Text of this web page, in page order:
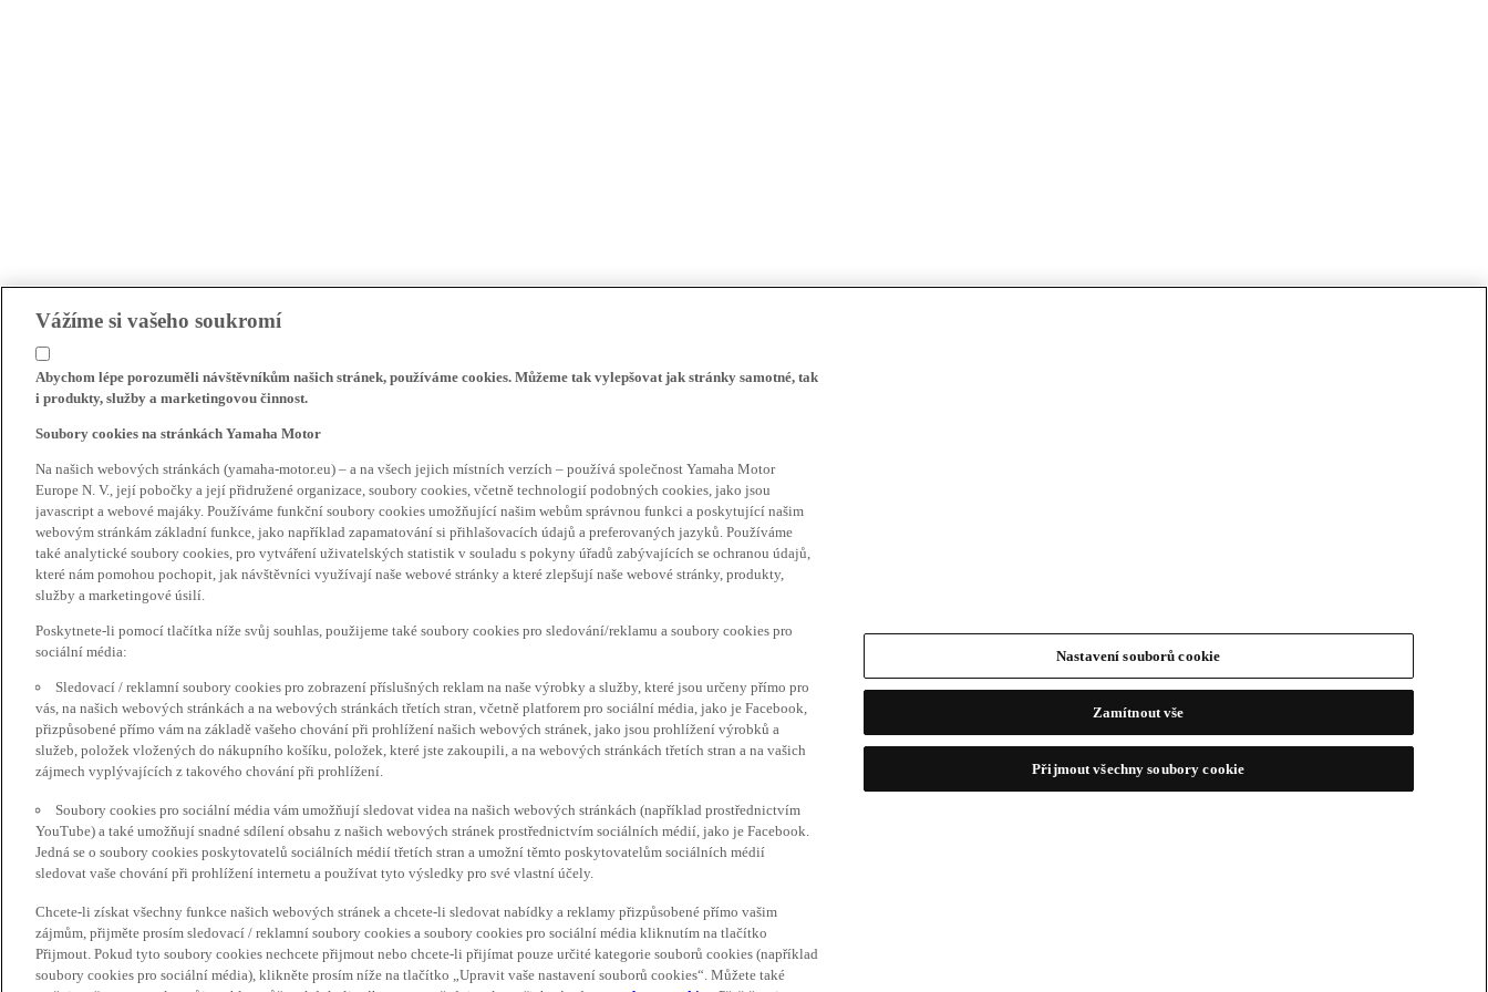
Vážíme si vašeho soukromí
Abychom lépe porozuměli návštěvníkům našich stránek, používáme cookies. Můžeme tak vylepšovat jak stránky samotné, tak
i produkty, služby a marketingovou činnost.
Soubory cookies na stránkách Yamaha Motor
Na našich webových stránkách (yamaha-motor.eu) – a na všech jejich místních verzích – používá společnost Yamaha Motor
Europe N. V., její pobočky a její přidružené organizace, soubory cookies, včetně technologií podobných cookies, jako jsou
javascript a webové majáky. Používáme funkční soubory cookies umožňující našim webům správnou funkci a poskytující našim
webovým stránkám základní funkce, jako například zapamatování si přihlašovacích údajů a preferovaných jazyků. Používáme
také analytické soubory cookies, pro vytváření uživatelských statistik v souladu s pokyny úřadů zabývajících se ochranou údajů,
které nám pomohou pochopit, jak návštěvníci využívají naše webové stránky a které zlepšují naše webové stránky, produkty,
služby a marketingové úsilí.
Poskytnete-li pomocí tlačítka níže svůj souhlas, použijeme také soubory cookies pro sledování/reklamu a soubory cookies pro
sociální média:
Sledovací / reklamní soubory cookies pro zobrazení příslušných reklam na naše výrobky a služby, které jsou určeny přímo pro
vás, na našich webových stránkách a na webových stránkách třetích stran, včetně platforem pro sociální média, jako je Facebook,
přizpůsobené přímo vám na základě vašeho chování při prohlížení našich webových stránek, jako jsou prohlížení výrobků a
služeb, položek vložených do nákupního košíku, položek, které jste zakoupili, a na webových stránkách třetích stran a na vašich
zájmech vyplývajících z takového chování při prohlížení.
Soubory cookies pro sociální média vám umožňují sledovat videa na našich webových stránkách (například prostřednictvím
YouTube) a také umožňují snadné sdílení obsahu z našich webových stránek prostřednictvím sociálních médií, jako je Facebook.
Jedná se o soubory cookies poskytovatelů sociálních médií třetích stran a umožní těmto poskytovatelům sociálních médií
sledovat vaše chování při prohlížení internetu a používat tyto výsledky pro své vlastní účely.
Chcete-li získat všechny funkce našich webových stránek a chcete-li sledovat nabídky a reklamy přizpůsobené přímo vašim
zájmům, přijměte prosím sledovací / reklamní soubory cookies a soubory cookies pro sociální média kliknutím na tlačítko
Přijmout. Pokud tyto soubory cookies nechcete přijmout nebo chcete-li přijímat pouze určité kategorie souborů cookies (například
soubory cookies pro sociální média), klikněte prosím níže na tlačítko „Upravit vaše nastavení souborů cookies“. Můžete také
Nastavení souborů cookie
Zamítnout vše
Přijmout všechny soubory cookie